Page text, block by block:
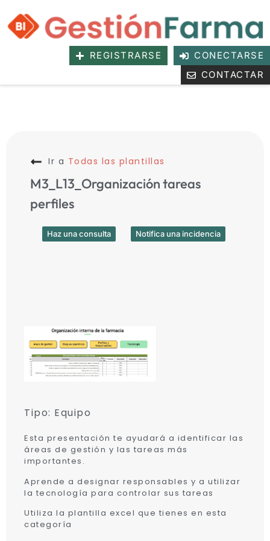
REGISTRARSE
CONECTARSE
CONTACTAR
Ir a Todas las plantillas
M3_L13_Organización tareas
perfiles
Haz una consulta Notifica una incidencia
Tipo: Equipo
Esta presentación te ayudará a identificar las
áreas de gestión y las tareas más
importantes.
Aprende a designar responsables y a utilizar
la tecnología para controlar sus tareas
Utiliza la plantilla excel que tienes en esta
categoría